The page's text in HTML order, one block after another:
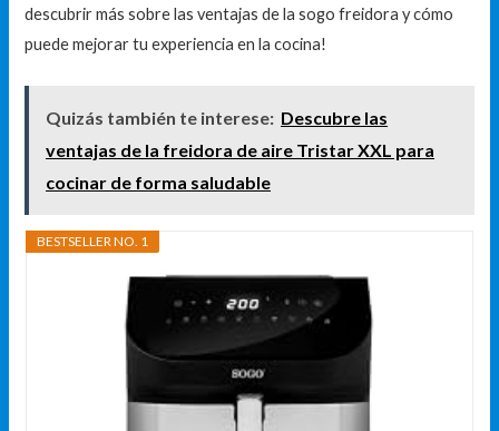
descubrir más sobre las ventajas de la sogo freidora y cómo
puede mejorar tu experiencia en la cocina!
Quizás también te interese: Descubre las
ventajas de la freidora de aire Tristar XXL para
cocinar de forma saludable
BESTSELLER NO. 1